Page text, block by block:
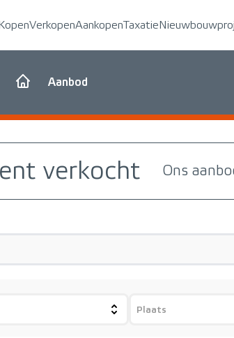
Kopen VerkopenAankopenTaxatie
Aanbod
verkocht Ons
Plaats